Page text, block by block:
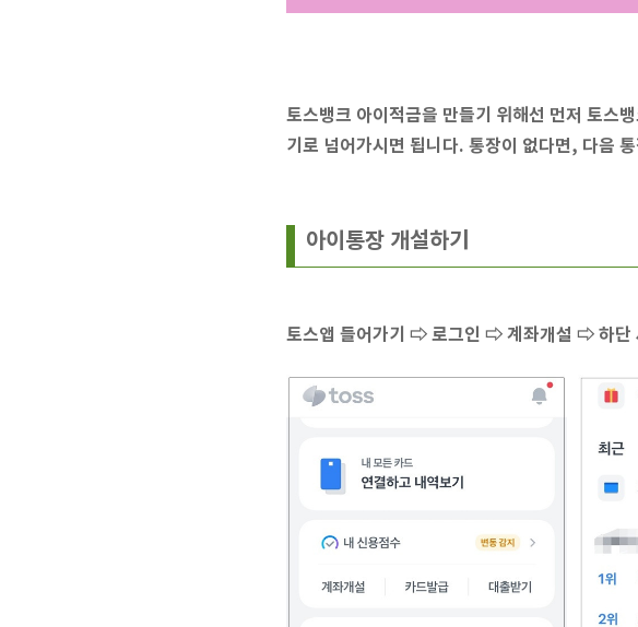
토스뱅크 아이적금을 만들기 위해선 먼저 토스
기로 넘어가시면 됩니다. 통장이 없다면, 다음
아이통장 개설하기
토스앱 들어가기 ⇨ 로그인 ⇨ 계좌개설 ⇨ 하